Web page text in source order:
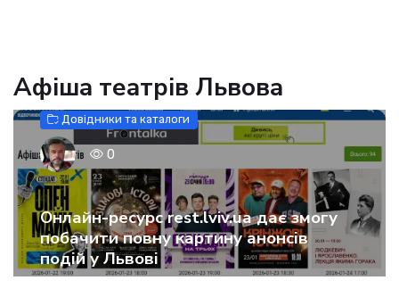
Афіша театрів Львова
Довідники та каталоги
0
Онлайн-ресурс rest.lviv.ua дає змогу
побачити повну картину анонсів
подій у Львові